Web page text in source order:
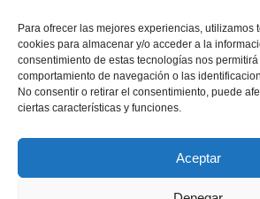
Para ofrecer las mejores experiencias, utilizamos
cookies para almacenar y/o acceder a la
consentimiento de estas tecnologías nos permitirá
comportamiento de navegación o las
No consentir o retirar el consentimiento, puede
ciertas características y funciones.
Aceptar
Inicio Biblioteca Parábolas
Esencia
Blog
Política de
Aviso legal
Política de